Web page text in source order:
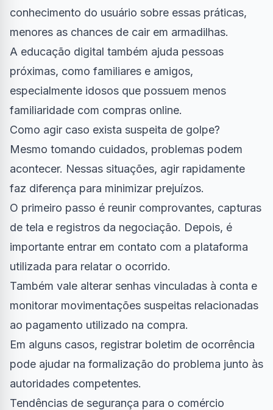
conhecimento do usuário sobre essas práticas,
menores as chances de cair em armadilhas.
A educação digital também ajuda pessoas
próximas, como familiares e amigos,
especialmente idosos que possuem menos
familiaridade com compras online.
Como agir caso exista suspeita de golpe?
Mesmo tomando cuidados, problemas podem
acontecer. Nessas situações, agir rapidamente
faz diferença para minimizar prejuízos.
O primeiro passo é reunir comprovantes, capturas
de tela e registros da negociação. Depois, é
importante entrar em contato com a plataforma
utilizada para relatar o ocorrido.
Também vale alterar senhas vinculadas à conta e
monitorar movimentações suspeitas relacionadas
ao pagamento utilizado na compra.
Em alguns casos, registrar boletim de ocorrência
pode ajudar na formalização do problema junto às
autoridades competentes.
Tendências de segurança para o comércio